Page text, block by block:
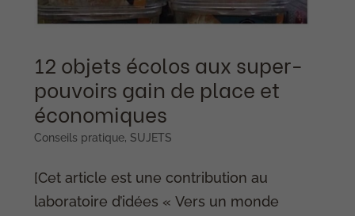
12 objets écolos aux super-
pouvoirs gain de place et
économiques
Conseils pratique, SUJETS
[Cet article est une contribution au
laboratoire d’idées « Vers un monde